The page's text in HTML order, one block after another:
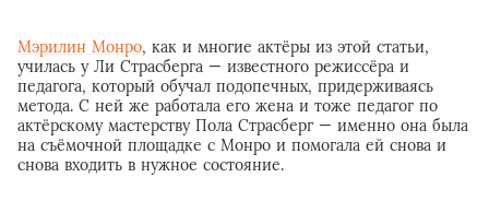
Мэрилин Монро, как и многие актёры из этой статьи,
училась у Ли Страсберга — известного режиссёра и
педагога, который обучал подопечных, придерживаясь
метода. С ней же работала его жена и тоже педагог по
актёрскому мастерству Пола Страсберг — именно она была
на съёмочной площадке с Монро и помогала ей снова и
снова входить в нужное состояние.